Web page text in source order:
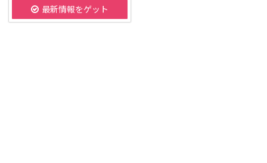
最新情報をゲット